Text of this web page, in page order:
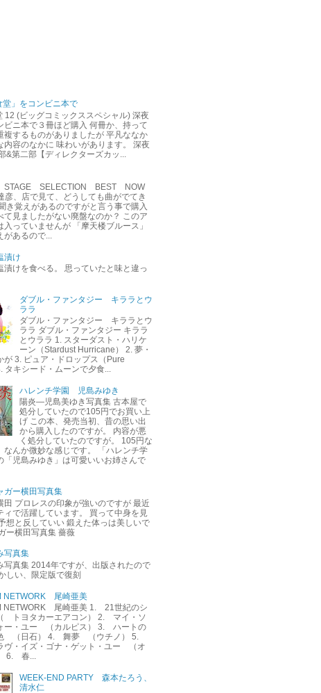
堂」をコンビニ本で
12 (ビッグコミックススペシャル) 深夜
ビニ本で３冊ほど購入 何冊か、持って
複するものがありましたが 平凡ななか
内容のなかに 味わいがあります。 深夜
&第二部【ディレクターズカッ...
STAGE SELECTION BEST NOW
彦、店で見て、どうしても曲がでてき
き覚えがあるのですがと言う事で購入
て見ましたがない廃盤なのか？ このア
入っていませんが 「摩天楼ブルース」
があるので...
漬け
漬けを食べる。 思っていたと味と違っ
ダブル・ファンタジー キララとウ
ララ
ダブル・ファンタジー キララとウ
ララ ダブル・ファンタジー キララ
とウララ 1. スターダスト・ハリケ
ーン（Stardust Hurricane） 2. 夢・
が 3. ピュア・ドロップス（Pure
タキシード・ムーンで夕食...
ハレンチ学園 児島みゆき
陽炎―児島美ゆき写真集 古本屋で
処分していたので105円でお買い上
げ この本、発売当初、昔の思い出
から購入したのですが。 内容が悪
く処分していたのですが。 105円な
なんか微妙な感じです。 「ハレンチ学
「児島みゆき」は可愛いいお姉さんで
ー横田写真集
田 プロレスの印象が強いのですが 最近
ィで活躍しています。 買って中身を見
想と反していい 鍛えた体っは美しいで
ー横田写真集 薔薇
写真集
写真集 2014年ですが、出版されたので
しい、限定版で復刻
NETWORK 尾崎亜美
NETWORK 尾崎亜美 1. 21世紀のシ
トヨタカーエアコン） 2. マイ・ソ
ー・ユー （カルピス） 3. ハートの
（日石） 4. 舞夢 （ウチノ） 5.
ヴ・イズ・ゴナ・ゲット・ユー （オ
6. 春...
WEEK-END PARTY 森本たろう、
清水仁